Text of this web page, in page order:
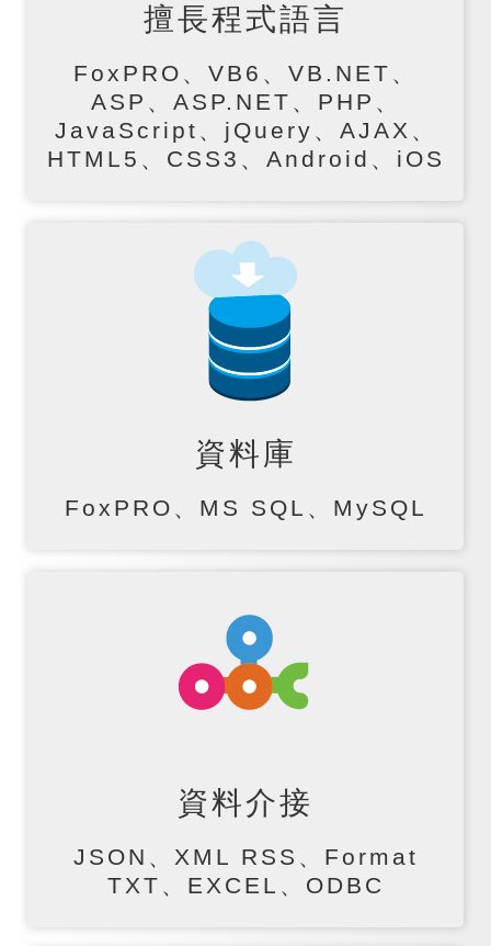
擅長程式語言
FoxPRO、VB6、VB.NET、
ASP、ASP.NET、PHP、
JavaScript、jQuery、AJAX、
HTML5、CSS3、Android、iOS
資料庫
FoxPRO、MS SQL、MySQL
資料介接
JSON、XML RSS、Format
TXT、EXCEL、ODBC